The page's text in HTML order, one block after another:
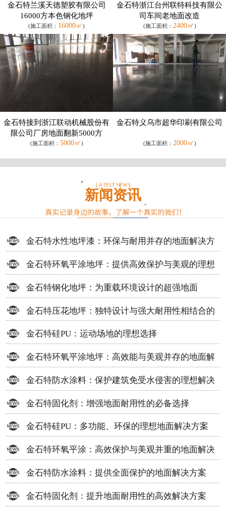
金石特兰溪天德塑胶有限公司
16000方本色钢化地坪
(施工面积： 16000㎡)
金石特浙江台州联特科技有限公
司车间老地面改造
(施工面积： 2400㎡)
金石特接到浙江联动机械股份有
限公司厂房地面翻新5000方
(施工面积： 5000㎡)
金石特义乌市超华印刷有限公司
(施工面积： 2000㎡)
新闻资讯
金石特水性地坪漆：环保与耐用并存的地面解决方
案
金石特环氧平涂地坪：提供高效保护与美观的理想
选择
金石特钢化地坪：为重载环境设计的超强地面
金石特压花地坪：独特设计与强大耐用性相结合的
地面材料
金石特硅PU：运动场地的理想选择
金石特环氧平涂地坪：高效能与美观并存的地面解
决方案
金石特防水涂料：保护建筑免受水侵害的理想解决
方案
金石特固化剂：增强地面耐用性的必备选择
金石特硅PU：多功能、环保的理想地面解决方案
金石特环氧平涂：高效保护与美观并重的地面解决
方案
金石特防水涂料：提供全面保护的地面解决方案
金石特固化剂：提升地面耐用性的高效解决方案